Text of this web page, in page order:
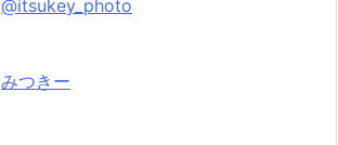
@itsukey_photo
みつきー